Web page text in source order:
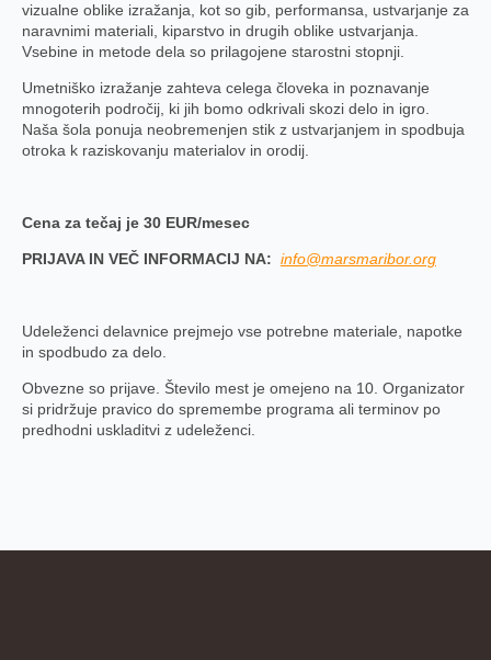
vizualne oblike izražanja, kot so gib, performansa, ustvarjanje za
naravnimi materiali, kiparstvo in drugih oblike ustvarjanja.
Vsebine in metode dela so prilagojene starostni stopnji.
Umetniško izražanje zahteva celega človeka in poznavanje
mnogoterih področij, ki jih bomo odkrivali skozi delo in igro.
Naša šola ponuja neobremenjen stik z ustvarjanjem in spodbuja
otroka k raziskovanju materialov in orodij.
Cena za tečaj je 30 EUR/mesec
PRIJAVA IN VEČ INFORMACIJ NA: info@marsmaribor.org
Udeleženci delavnice prejmejo vse potrebne materiale, napotke
in spodbudo za delo.
Obvezne so prijave. Število mest je omejeno na 10. Organizator
si pridržuje pravico do spremembe programa ali terminov po
predhodni uskladitvi z udeleženci.